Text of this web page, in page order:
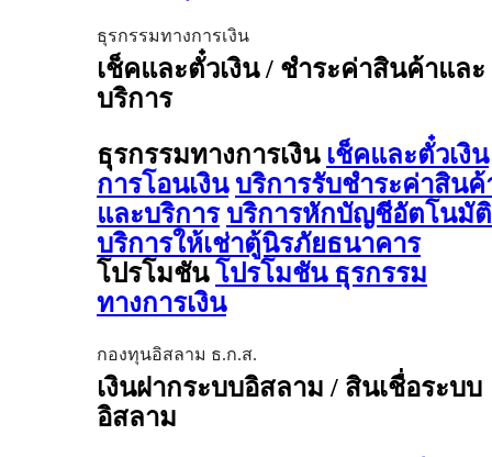
ธุรกรรมทางการเงิน
เช็คและตั๋วเงิน / ชำระค่าสินค้าและ
บริการ
ธุรกรรมทางการเงิน เช็คและตั๋วเงิน
การโอนเงิน บริการรับชำระค่าสินค้
และบริการ บริการหักบัญชีอัตโนมัติ
บริการให้เช่าตู้นิรภัยธนาคาร
โปรโมชัน โปรโมชัน ธุรกรรม
ทางการเงิน
กองทุนอิสลาม ธ.ก.ส.
เงินฝากระบบอิสลาม / สินเชื่อระบบ
อิสลาม